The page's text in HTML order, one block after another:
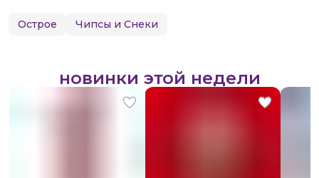
Острое Чипсы и Снеки
новинки этой недели